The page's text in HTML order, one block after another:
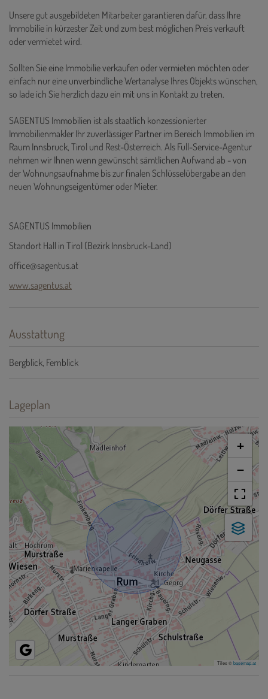
Unsere gut ausgebildeten Mitarbeiter garantieren dafür, dass Ihre
Immobilie in kürzester Zeit und zum best möglichen Preis verkauft
oder vermietet wird.
Sollten Sie eine Immobilie verkaufen oder vermieten möchten oder
einfach nur eine unverbindliche Wertanalyse Ihres Objekts wünschen,
so lade ich Sie herzlich dazu ein mit uns in Kontakt zu treten.
SAGENTUS Immobilien ist als staatlich konzessionierter
Immobilienmakler Ihr zuverlässiger Partner im Bereich Immobilien im
Raum Innsbruck, Tirol und Rest-Österreich. Als Full-Service-Agentur
nehmen wir Ihnen wenn gewünscht sämtlichen Aufwand ab - von
der Wohnungsaufnahme bis zur finalen Schlüsselübergabe an den
neuen Wohnungseigentümer oder Mieter.
SAGENTUS Immobilien
Standort Hall in Tirol (Bezirk Innsbruck-Land)
office@sagentus.at
www.sagentus.at
Ausstattung
Bergblick Fernblick
Lageplan
+
−
Tiles ©basemap.at